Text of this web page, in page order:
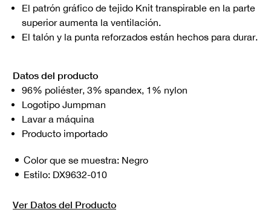
El patrón gráfico de tejido Knit transpirable en la parte
superior aumenta la ventilación.
El talón y la punta reforzados están hechos para durar.
Datos del producto
96% poliéster, 3% spandex, 1% nylon
Logotipo Jumpman
Lavar a máquina
Producto importado
Color que se muestra: Negro
Estilo: DX9632-010
Ver Datos del Producto